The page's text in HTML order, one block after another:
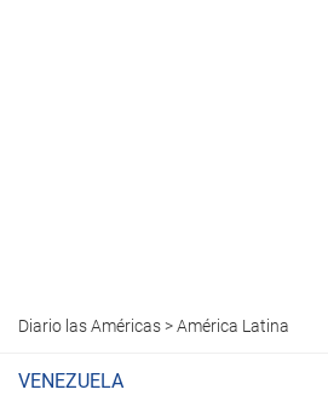
Diario las Américas>América Latina
VENEZUELA